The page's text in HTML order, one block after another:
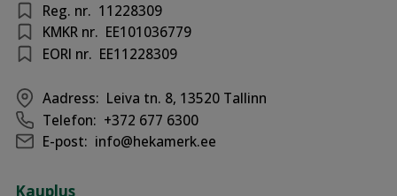
Reg. nr. 11228309
KMKR nr. EE101036779
EORI nr. EE11228309
Aadress: Leiva tn. 8, 13520 Tallinn
Telefon: +372 677 6300
E-post: info@hekamerk.ee
Kauplus